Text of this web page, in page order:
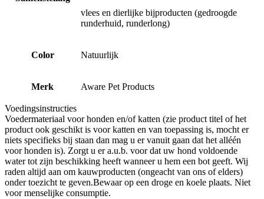
vlees en dierlijke bijproducten (gedroogde
runderhuid, runderlong)
Color Natuurlijk
Merk Aware Pet Products
Voedingsinstructies
Voedermateriaal voor honden en/of katten (zie product titel of het
product ook geschikt is voor katten en van toepassing is, mocht er
niets specifieks bij staan dan mag u er vanuit gaan dat het alléén
voor honden is). Zorgt u er a.u.b. voor dat uw hond voldoende
water tot zijn beschikking heeft wanneer u hem een bot geeft. Wij
raden altijd aan om kauwproducten (ongeacht van ons of elders)
onder toezicht te geven.Bewaar op een droge en koele plaats. Niet
voor menselijke consumptie.